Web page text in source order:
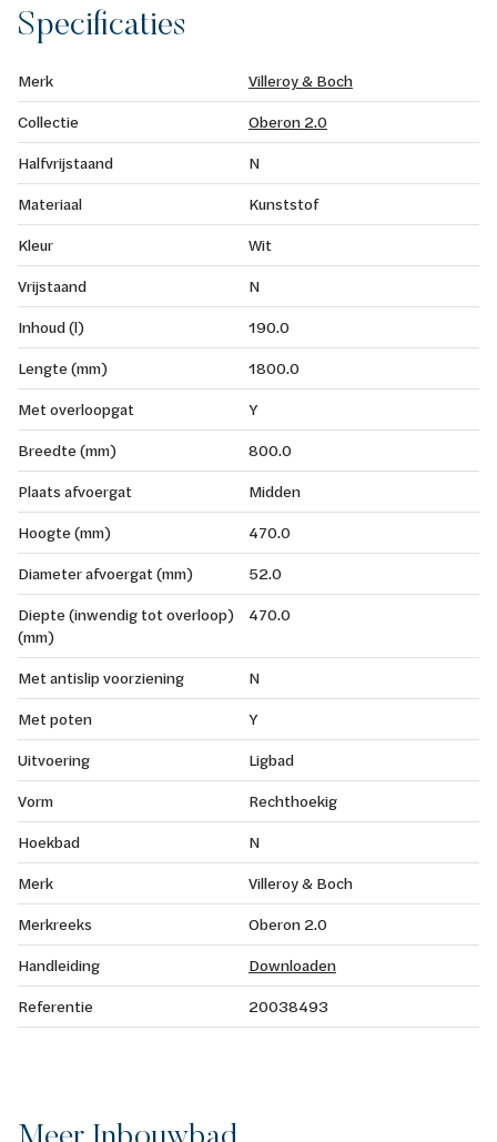
Specificaties
Merk
Villeroy & Boch
Collectie
Oberon 2.0
Halfvrijstaand
N
Materiaal
Kunststof
Kleur
Wit
Vrijstaand
N
Inhoud (l)
190.0
Lengte (mm)
1800.0
Met overloopgat
Y
Breedte (mm)
800.0
Plaats afvoergat
Midden
Hoogte (mm)
470.0
Diameter afvoergat (mm)
52.0
Diepte (inwendig tot overloop)
(mm)
470.0
Met antislip voorziening
N
Met poten
Y
Uitvoering
Ligbad
Vorm
Rechthoekig
Hoekbad
N
Merk
Villeroy & Boch
Merkreeks
Oberon 2.0
Handleiding
Downloaden
Referentie
20038493